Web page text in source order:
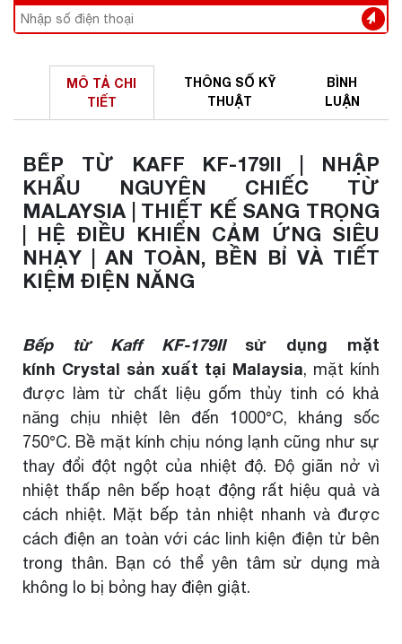
MÔ TẢ CHI
TIẾT
THÔNG SỐ KỸ
THUẬT
BÌNH
LUẬN
BẾP TỪ KAFF KF-179II | NHẬP
KHẨU NGUYÊN CHIẾC TỪ
MALAYSIA | THIẾT KẾ SANG TRỌNG
| HỆ ĐIỀU KHIỂN CẢM ỨNG SIÊU
NHẠY | AN TOÀN, BỀN BỈ VÀ TIẾT
KIỆM ĐIỆN NĂNG
Bếp từ Kaff KF-179II sử dụng
mặt
kính Crystal sản xuất tại Malaysia, mặt kính
được làm từ chất liệu gốm thủy tinh có khả
năng chịu nhiệt lên đến 1000°C, kháng sốc
750°C. Bề mặt kính chịu nóng lạnh cũng như sự
thay đổi đột ngột của nhiệt độ. Độ giãn nở vì
nhiệt thấp nên bếp hoạt động rất hiệu quả và
cách nhiệt. Mặt bếp tản nhiệt nhanh và được
cách điện an toàn với các linh kiện điện tử bên
trong thân. Bạn có thể yên tâm sử dụng mà
không lo bị bỏng hay điện giật.